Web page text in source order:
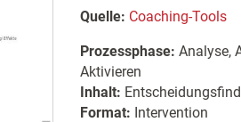
Quelle: Coaching-Tools
Prozessphase: Analyse,
Aktivieren
Inhalt:
Format: Intervention